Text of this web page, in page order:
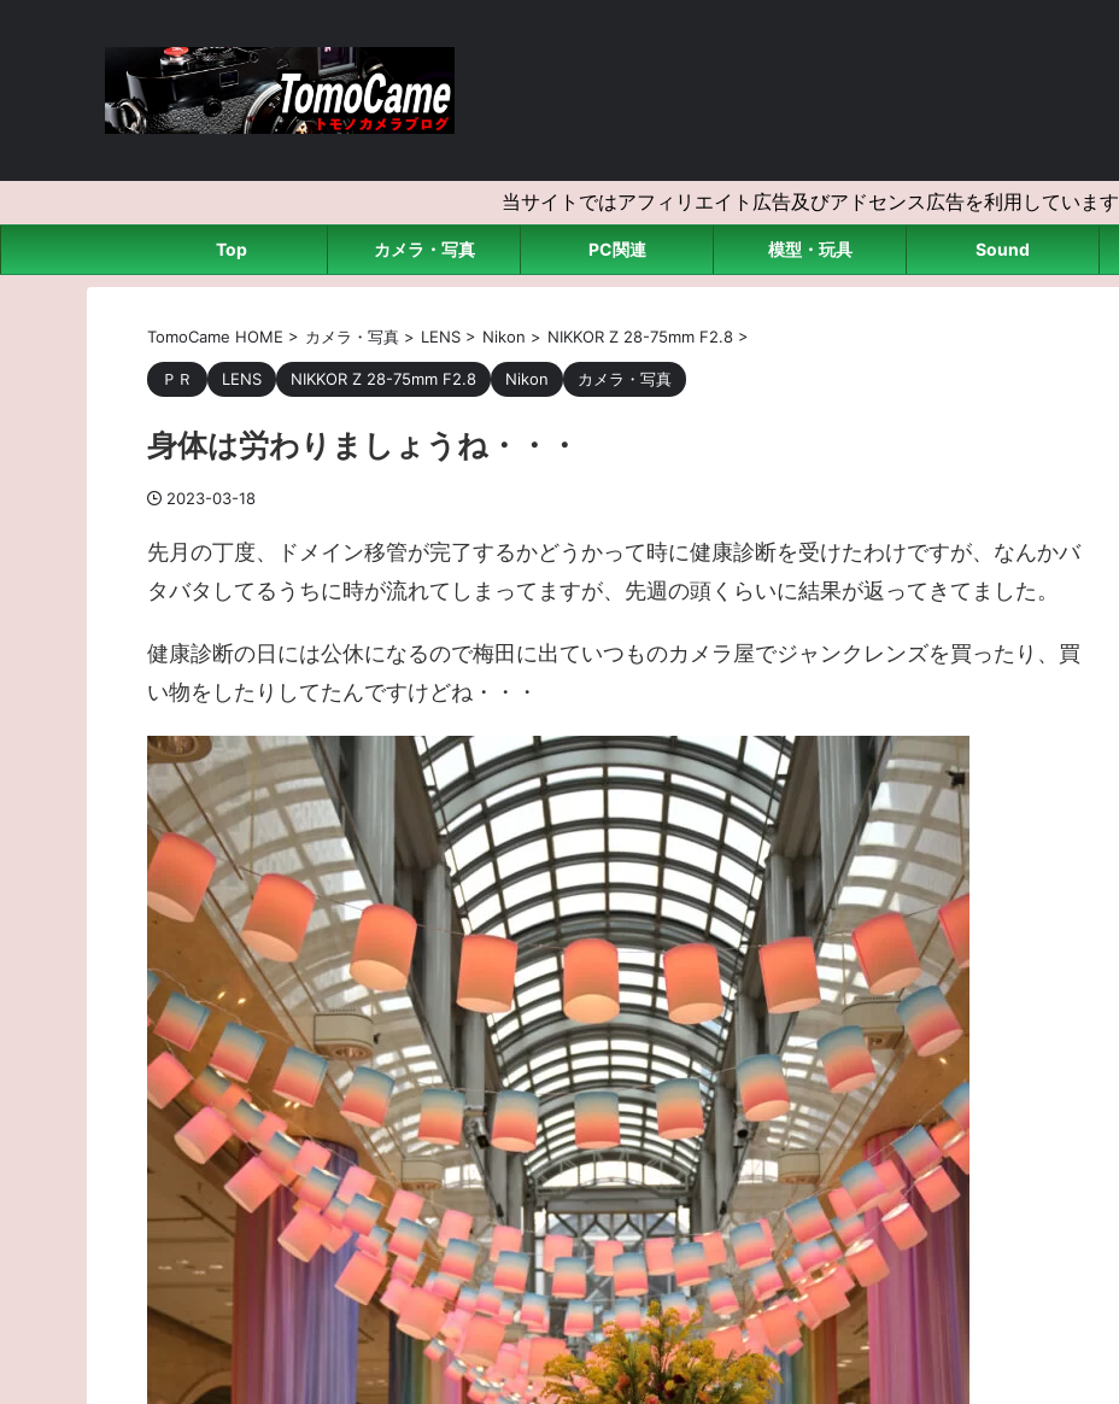
当サイトではアフィリエイト広告及びアドセンス広告を利用しています
Top カメラ・写真 PC関連 模型・玩具 Sound
TomoCame HOME > カメラ・写真 > LENS > Nikon > NIKKOR Z 28-75mm F2.8 >
ＰＲ LENS NIKKOR Z 28-75mm F2.8 Nikon カメラ・写真
身体は労わりましょうね・・・
2023-03-18
先月の丁度、ドメイン移管が完了するかどうかって時に健康診断を受けたわけですが、なんかバ
タバタしてるうちに時が流れてしまってますが、先週の頭くらいに結果が返ってきてました。
健康診断の日には公休になるので梅田に出ていつものカメラ屋でジャンクレンズを買ったり、買
い物をしたりしてたんですけどね・・・